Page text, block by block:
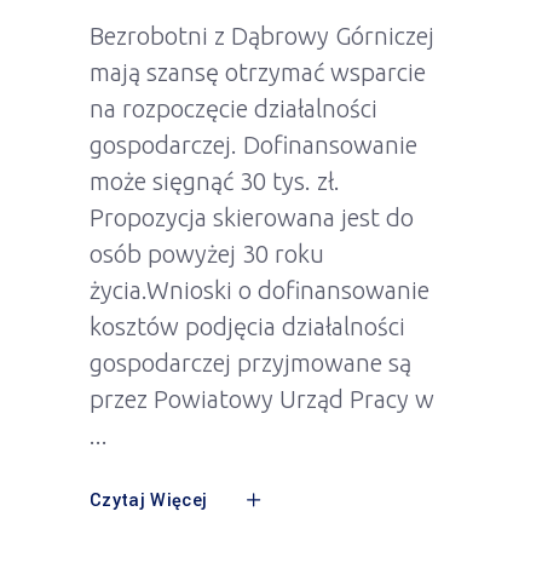
Bezrobotni z Dąbrowy Górniczej
mają szansę otrzymać wsparcie
na rozpoczęcie działalności
gospodarczej. Dofinansowanie
może sięgnąć 30 tys. zł.
Propozycja skierowana jest do
osób powyżej 30 roku
życia.Wnioski o dofinansowanie
kosztów podjęcia działalności
gospodarczej przyjmowane są
przez Powiatowy Urząd Pracy w
Czytaj Więcej